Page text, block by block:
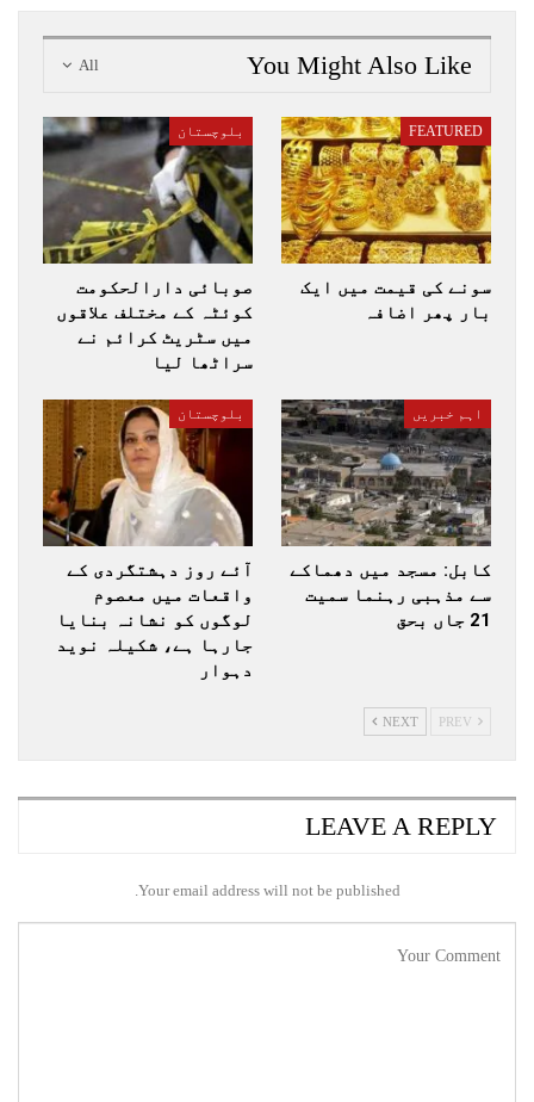
All You Might Also Like
FEATURED
سونے کی قیمت میں ایک
بار پھر اضافہ
بلوچستان
صوبائی دارالحکومت
کوئٹہ کے مختلف علاقوں
میں سٹریٹ کرائم نے
سراٹھا لیا
اہم خبریں
کابل: مسجد میں دھماکے
سے مذہبی رہنما سمیت
21 جاں بحق
بلوچستان
آئے روز دہشتگردی کے
واقعات میں معصوم
لوگوں کو نشانہ بنایا
جارہا ہے، شکیلہ نوید
دہوار
NEXT
LEAVE A REPLY
Your email address will not be published.